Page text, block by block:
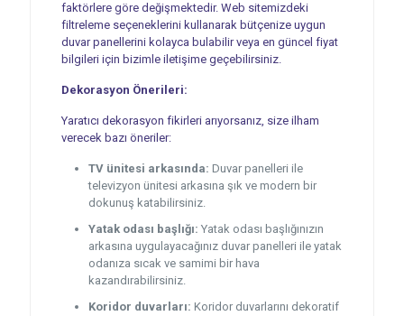
faktörlere göre değişmektedir. Web sitemizdeki
filtreleme seçeneklerini kullanarak bütçenize uygun
duvar panellerini kolayca bulabilir veya en güncel fiyat
bilgileri için bizimle iletişime geçebilirsiniz.
Dekorasyon Önerileri:
Yaratıcı dekorasyon fikirleri arıyorsanız, size ilham
verecek bazı öneriler:
TV ünitesi arkasında: Duvar panelleri ile
televizyon ünitesi arkasına şık ve modern bir
dokunuş katabilirsiniz.
Yatak odası başlığı: Yatak odası başlığınızın
arkasına uygulayacağınız duvar panelleri ile yatak
odanıza sıcak ve samimi bir hava
kazandırabilirsiniz.
Koridor duvarları: Koridor duvarlarını dekoratif